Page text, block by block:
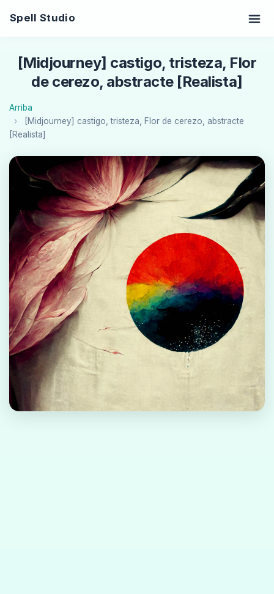
Spell Studio
[Midjourney] castigo, tristeza, Flor
de cerezo, abstracte [Realista]
Arriba
[Midjourney] castigo, tristeza, Flor de cerezo, abstracte
[Realista]